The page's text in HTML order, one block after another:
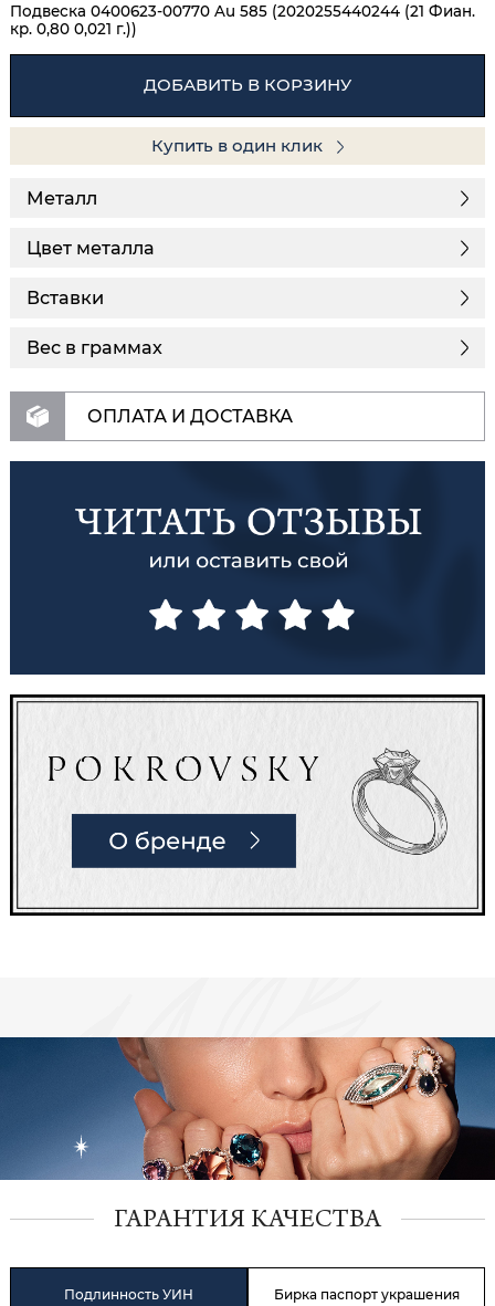
Подвеска 0400623-00770 Au 585 (2020255440244 (21 Фиан.
кр. 0,80 0,021 г.))
ДОБАВИТЬ В КОРЗИНУ
Купить в один клик
Металл
Цвет металла
Вставки
Вес в граммах
ОПЛАТА И ДОСТАВКА
ГАРАНТИЯ КАЧЕСТВА
Подлинность УИН Бирка паспорт украшения